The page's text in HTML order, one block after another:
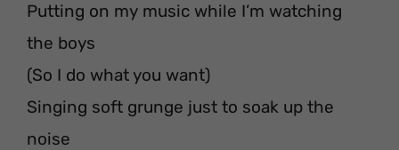
Putting on my music while I’m watching
the boys
(So I do what you want)
Singing soft grunge just to soak up the
noise